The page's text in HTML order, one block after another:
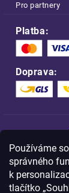
Používáme
správného
k
tlačítko
Pro partnery
Platba:
Doprava: